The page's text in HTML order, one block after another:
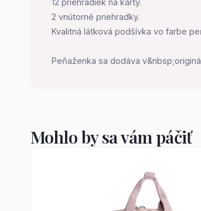
12 priehradiek na karty.
2 vnútorné priehradky.
Kvalitná látková podšívka vo farbe
Peňaženka sa dodáva
Mohlo by sa vám páčiť